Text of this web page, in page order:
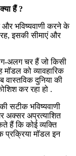
हैं ?
और भविष्यवाणी करने के
इसकी सीमाएं और
अलग चर हैं जो किसी
को व्यावहारिक
दुनिया की
कर रहा हो .
सटीक भविष्यवाणी
अक्सर अप्रत्याशित
हैं कि कोई व्यक्ति
प्रक्रिया मॉडल इन